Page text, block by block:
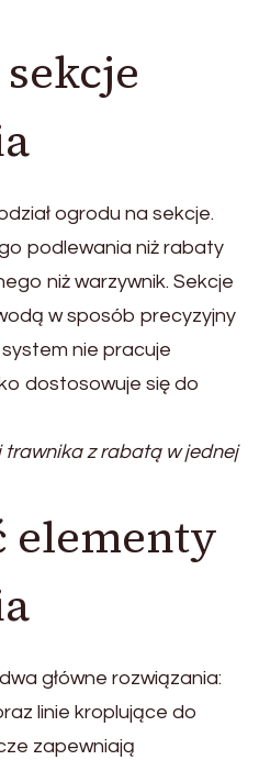
sekcje
ogrodu na sekcje.
podlewania niż rabaty
niż warzywnik. Sekcje
w sposób precyzyjny
nie pracuje
dostosowuje się do
trawnika z rabatą w jednej
elementy
główne rozwiązania:
linie kroplujące do
zapewniają